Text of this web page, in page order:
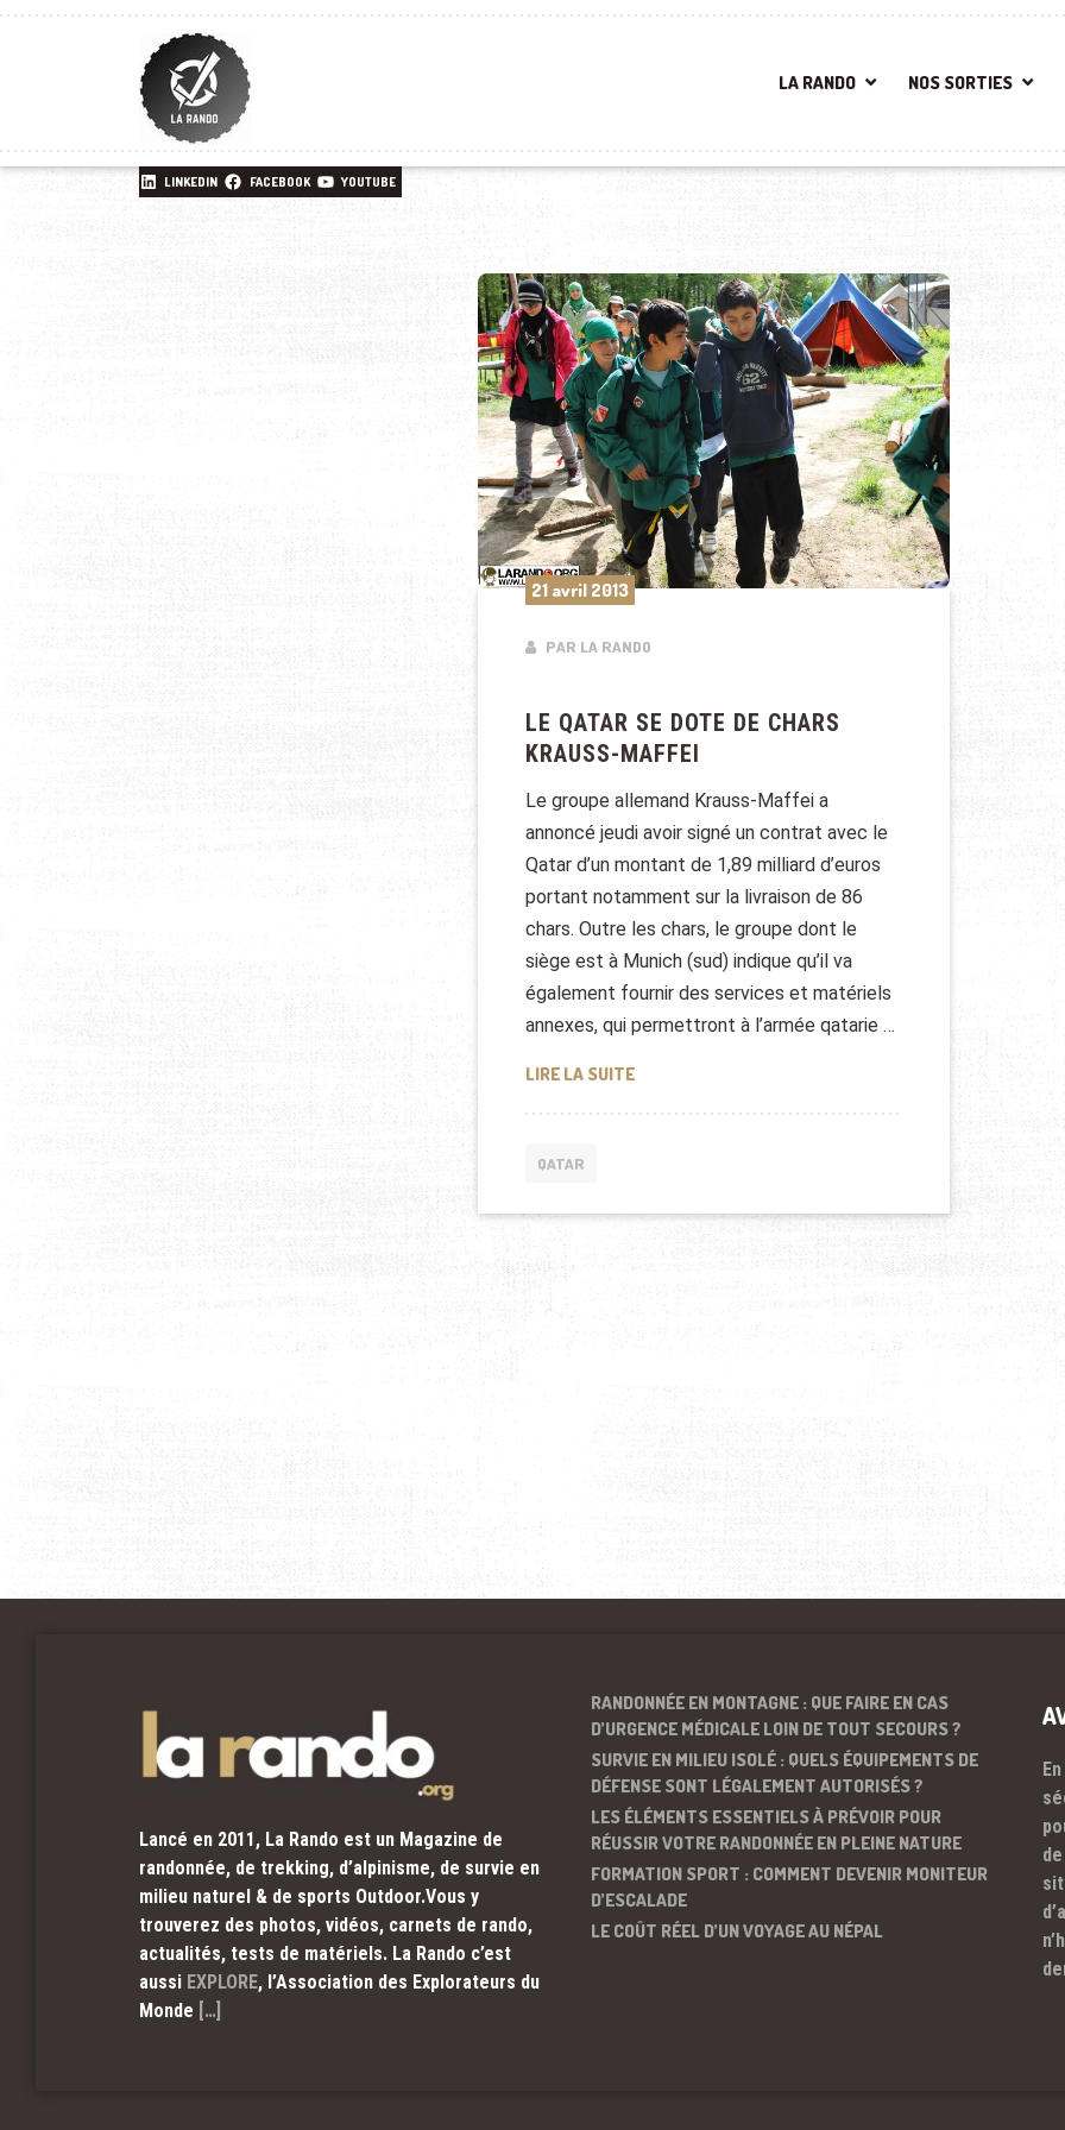
LA RANDO NOS SORTIES
LINKEDIN FACEBOOK YOUTUBE
21 avril 2013
PAR LA RANDO
LE QATAR SE DOTE DE CHARS
KRAUSS-MAFFEI
Le groupe allemand Krauss-Maffei a
annoncé jeudi avoir signé un contrat avec le
Qatar d’un montant de 1,89 milliard d’euros
portant notamment sur la livraison de 86
chars. Outre les chars, le groupe dont le
siège est à Munich (sud) indique qu’il va
également fournir des services et matériels
annexes, qui permettront à l’armée qatarie …
LIRE LA SUITELE QATAR SE DOTE DE CHARS KRAUSS-MAFFEI
QATAR
Lancé en 2011, La Rando est un Magazine de
randonnée, de trekking, d’alpinisme, de survie en
milieu naturel & de sports Outdoor.Vous y
trouverez des photos, vidéos, carnets de rando,
actualités, tests de matériels. La Rando c’est
aussi EXPLORE, l’Association des Explorateurs du
Monde […]
RANDONNÉE EN MONTAGNE : QUE FAIRE EN CAS
D’URGENCE MÉDICALE LOIN DE TOUT SECOURS ?
SURVIE EN MILIEU ISOLÉ : QUELS ÉQUIPEMENTS DE
DÉFENSE SONT LÉGALEMENT AUTORISÉS ?
LES ÉLÉMENTS ESSENTIELS À PRÉVOIR POUR
RÉUSSIR VOTRE RANDONNÉE EN PLEINE NATURE
FORMATION SPORT : COMMENT DEVENIR MONITEUR
D’ESCALADE
LE COÛT RÉEL D’UN VOYAGE AU NÉPAL